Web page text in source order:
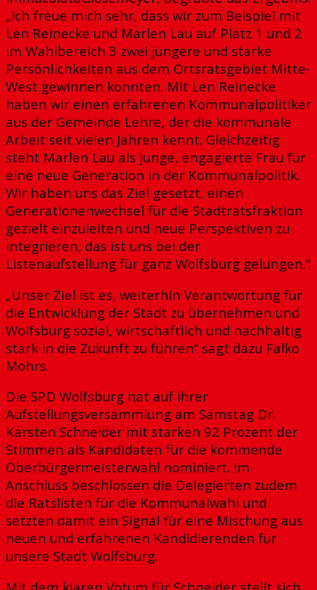
„Ich freue mich sehr, dass wir zum Beispiel mit
Len Reinecke und Marlen Lau auf Platz 1 und 2
im Wahlbereich 3 zwei jüngere und starke
Persönlichkeiten aus dem Ortsratsgebiet Mitte-
West gewinnen konnten. Mit Len Reinecke
haben wir einen erfahrenen Kommunalpolitiker
aus der Gemeinde Lehre, der die kommunale
Arbeit seit vielen Jahren kennt. Gleichzeitig
steht Marlen Lau als junge, engagierte Frau für
eine neue Generation in der Kommunalpolitik.
Wir haben uns das Ziel gesetzt, einen
Generationenwechsel für die Stadtratsfraktion
gezielt einzuleiten und neue Perspektiven zu
integrieren, das ist uns bei der
Listenaufstellung für ganz Wolfsburg gelungen.“
„Unser Ziel ist es, weiterhin Verantwortung für
die Entwicklung der Stadt zu übernehmen und
Wolfsburg sozial, wirtschaftlich und nachhaltig
stark in die Zukunft zu führen“ sagt dazu Falko
Mohrs.
Die SPD Wolfsburg hat auf ihrer
Aufstellungsversammlung am Samstag Dr.
Karsten Schneider mit starken 92 Prozent der
Stimmen als Kandidaten für die kommende
Oberbürgermeisterwahl nominiert. Im
Anschluss beschlossen die Delegierten zudem
die Ratslisten für die Kommunalwahl und
setzten damit ein Signal für eine Mischung aus
neuen und erfahrenen Kandidierenden für
unsere Stadt Wolfsburg.